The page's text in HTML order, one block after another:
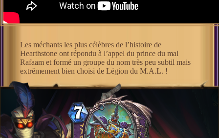
Les méchants les plus célèbres de l’histoire de
Hearthstone ont répondu à l’appel du prince du mal
Rafaam et formé un groupe du nom très peu subtil mais
extrêmement bien choisi de Légion du M.A.L. !